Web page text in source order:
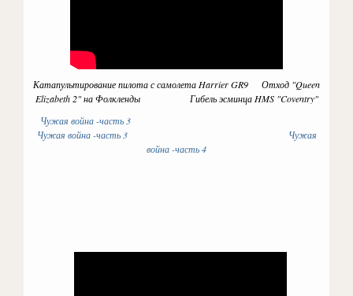
Катапультирование пилота с самолета Harrier GR9 Отход "Queen
Elizabeth 2" на Фолкленды Гибель эсминца HMS "Coventry"
Чужая война -часть 3
Чужая война -часть 3
Чужая
война -часть 4